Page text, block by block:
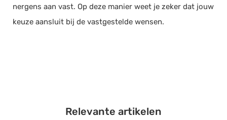
nergens aan vast. Op deze manier weet je zeker dat jouw
keuze aansluit bij de vastgestelde wensen.
Relevante artikelen